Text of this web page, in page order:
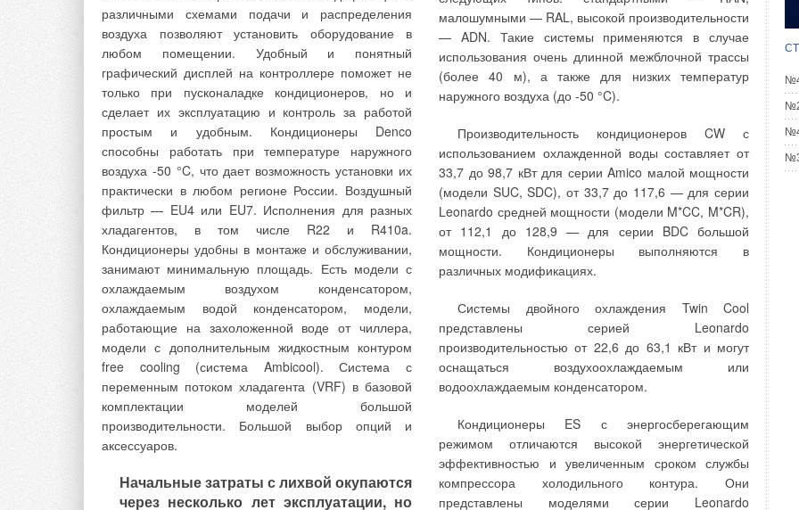
различными схемами подачи и распределения
воздуха позволяют установить оборудование в
любом помещении. Удобный и понятный
графический дисплей на контроллере поможет не
только при пусконаладке кондиционеров, но и
сделает их эксплуатацию и контроль за работой
простым и удобным. Кондиционеры Denco
способны работать при температуре наружного
воздуха -50 °C, что дает возможность установки их
практически в любом регионе России. Воздушный
фильтр — EU4 или EU7. Исполнения для разных
хладагентов, в том числе R22 и R410a.
Кондиционеры удобны в монтаже и обслуживании,
занимают минимальную площадь. Есть модели с
охлаждаемым воздухом конденсатором,
охлаждаемым водой конденсатором, модели,
работающие на захоложенной воде от чиллера,
модели с дополнительным жидкостным контуром
free cooling (система Ambicool). Система с
переменным потоком хладагента (VRF) в базовой
комплектации моделей большой
производительности. Большой выбор опций и
аксессуаров.
Начальные затраты с лихвой окупаются
через несколько лет эксплуатации, но
малошумными — RAL, высокой производительности
— ADN. Такие системы применяются в случае
использования очень длинной межблочной трассы
(более 40 м), а также для низких температур
наружного воздуха (до -50 °C).
Производительность кондиционеров CW с
использованием охлажденной воды составляет от
33,7 до 98,7 кВт для серии Amico малой мощности
(модели SUC, SDC), от 33,7 до 117,6 — для серии
Leonardo средней мощности (модели M*CC, M*CR),
от 112,1 до 128,9 — для серии BDC большой
мощности. Кондиционеры выполняются в
различных модификациях.
Системы двойного охлаждения Twin Cool
представлены серией Leonardo
производительностью от 22,6 до 63,1 кВт и могут
оснащаться воздухоохлаждаемым или
водоохлаждаемым конденсатором.
Кондиционеры ES с энергосберегающим
режимом отличаются высокой энергетической
эффективностью и увеличенным сроком службы
компрессора холодильного контура. Они
представлены моделями серии Leonardo
Крептунов А.О., Аленников И.Ю. Климатические системы в современном гостиничном досуговом-комплексе // АВОК, №1/2008.
Кокорин О.Я. Энергосберегающие системы кондиционирования воздуха для помещений и зон в многокомнатных и многозонных
административно-общественных зданий // Журнал С.О.К., №8/2005.
ООО «Локальные ЭнергоСистемы». Техн. опис. «Доводчик эжекционный универсальный ДЭ(у)», 2006.
Кокорин О.Я. Энергосберегающие системы кондиционирования воздуха. — М.: ООО «ЛЭС», 2007.
Кокорин О.Я. Энергосберегающие технологии функционирования систем вентиляции, отопления, кондиционирования воздуха
(ВОК). — М.: Проспект, 1999.
Комментарии
В этой теме еще нет комментариев
Добавить комментарий
Ваш E-mail *